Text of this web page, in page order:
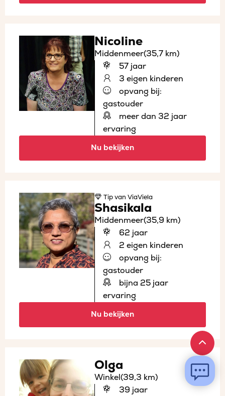
Nicoline
Middenmeer(35,7 km)
57 jaar
3 eigen kinderen
opvang bij:
gastouder
meer dan 32 jaar
ervaring
Nu bekijken
Tipvan ViaViela
Shasikala
Middenmeer(35,9 km)
62 jaar
2 eigen kinderen
opvang bij:
gastouder
bijna 25 jaar
ervaring
Nu bekijken
Olga
Winkel(39,3 km)
39 jaar